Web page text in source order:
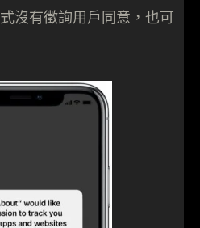
沒有徵詢用戶同意，也可